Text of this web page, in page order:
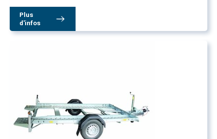
Plus
d'infos